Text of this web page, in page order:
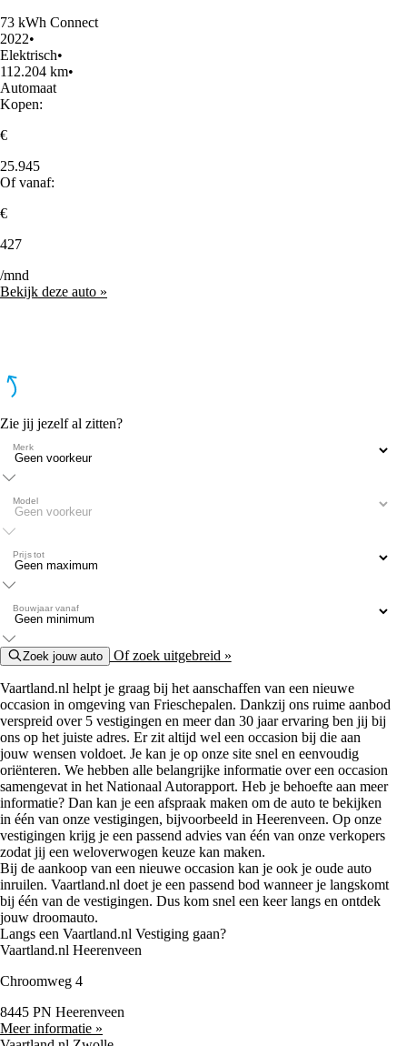
73 kWh Connect
2022•
Elektrisch•
112.204 km•
Automaat
Kopen:
€
25.945
Of vanaf:
€
427
/mnd
Bekijk deze auto »
Zie jij jezelf al zitten?
Merk
Model
Prijs tot
Bouwjaar vanaf
Zoek jouw auto Of zoek uitgebreid »
Vaartland.nl helpt je graag bij het aanschaffen van een nieuwe
occasion in omgeving van Frieschepalen. Dankzij ons ruime aanbod
verspreid over 5 vestigingen en meer dan 30 jaar ervaring ben jij bij
ons op het juiste adres. Er zit altijd wel een occasion bij die aan
jouw wensen voldoet. Je kan je op onze site snel en eenvoudig
oriënteren. We hebben alle belangrijke informatie over een occasion
samengevat in het Nationaal Autorapport. Heb je behoefte aan meer
informatie? Dan kan je een afspraak maken om de auto te bekijken
in één van onze vestigingen, bijvoorbeeld in Heerenveen. Op onze
vestigingen krijg je een passend advies van één van onze verkopers
zodat jij een weloverwogen keuze kan maken.
Bij de aankoop van een nieuwe occasion kan je ook je oude auto
inruilen. Vaartland.nl doet je een passend bod wanneer je langskomt
bij één van de vestigingen. Dus kom snel een keer langs en ontdek
jouw droomauto.
Langs een Vaartland.nl Vestiging gaan?
Vaartland.nl Heerenveen
Chroomweg 4
8445 PN Heerenveen
Meer informatie »